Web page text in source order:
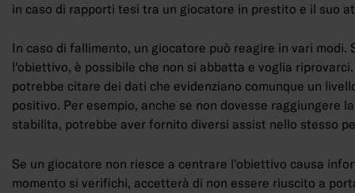
in caso di rapporti tesi tra un giocatore in prestito e il suo
In caso di fallimento, un giocatore può reagire in vari modi.
l'obiettivo, è possibile che non si abbatta e voglia
potrebbe citare dei dati che evidenziano comunque un
positivo. Per esempio, anche se non dovesse raggiungere
stabilita, potrebbe aver fornito diversi assist nello stesso
Se un giocatore non riesce a centrare l'obiettivo causa
momento si verifichi, accetterà di non essere riuscito a